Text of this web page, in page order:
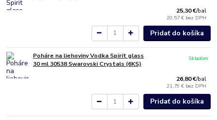
25,30 €/bal
20,57 € bez DPH
Pridať do košíka
Poháre na liehoviny Vodka Spirit glass
30 ml 30538 Swarovski Crystals (6KS)
26,80 €/bal
21,79 € bez DPH
Skladom
Pridať do košíka